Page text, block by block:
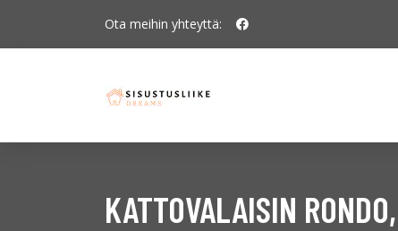
Ota meihin yhteyttä:
KATTOVALAISIN